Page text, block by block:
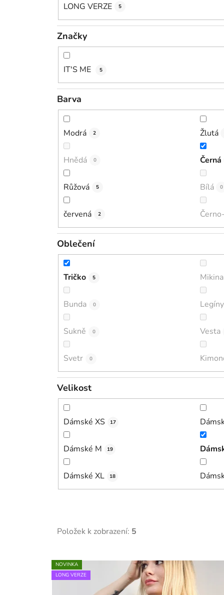
LONG VERZE 5
Značky
IT'S ME 5
Barva
Modrá 2 Žlutá
Hnědá 0 Černá
Růžová 5 Bílá 0
červená 2
Oblečení
Tričko 5 Mikina
Bunda 0 Legíny
Sukně 0 Vesta
Svetr 0
Velikost
Dámské XS 17
Dámské M 19
Dámské XL 18
Položek k zobrazení: 5
V
ý
NOVINKA
LONG VERZE